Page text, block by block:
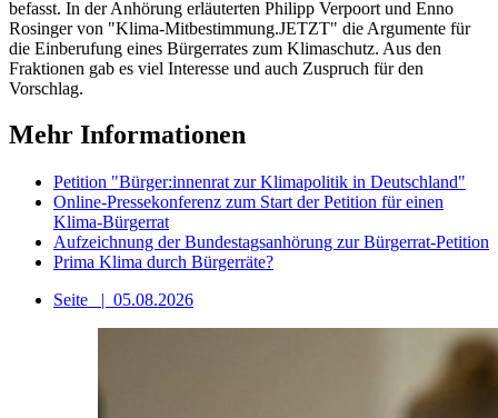
befasst. In der Anhörung erläuterten Philipp Verpoort und Enno
Rosinger von "Klima-Mitbestimmung.JETZT" die Argumente für
die Einberufung eines Bürgerrates zum Klimaschutz. Aus den
Fraktionen gab es viel Interesse und auch Zuspruch für den
Vorschlag.
Mehr Informationen
Petition "Bürger:innenrat zur Klimapolitik in Deutschland"
Online-Pressekonferenz zum Start der Petition für einen
Klima-Bürgerrat
Aufzeichnung der Bundestagsanhörung zur Bürgerrat-Petition
Prima Klima durch Bürgerräte?
Seite
| 05.08.2026